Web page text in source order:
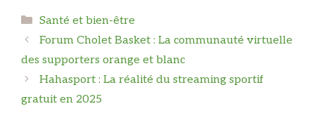
Catégories
Santé et bien-être
Forum Cholet Basket : La communauté virtuelle
des supporters orange et blanc
Hahasport : La réalité du streaming sportif
gratuit en 2025